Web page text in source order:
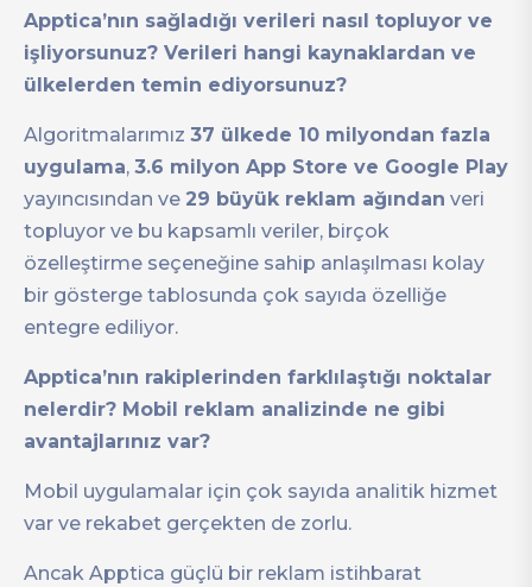
Apptica’nın sağladığı verileri nasıl topluyor ve
işliyorsunuz? Verileri hangi kaynaklardan ve
ülkelerden temin ediyorsunuz?
Algoritmalarımız 37 ülkede 10 milyondan fazla
uygulama, 3.6 milyon App Store ve Google Play
yayıncısından ve 29 büyük reklam ağından veri
topluyor ve bu kapsamlı veriler, birçok
özelleştirme seçeneğine sahip anlaşılması kolay
bir gösterge tablosunda çok sayıda özelliğe
entegre ediliyor.
Apptica’nın rakiplerinden farklılaştığı noktalar
nelerdir? Mobil reklam analizinde ne gibi
avantajlarınız var?
Mobil uygulamalar için çok sayıda analitik hizmet
var ve rekabet gerçekten de zorlu.
Ancak Apptica güçlü bir reklam istihbarat